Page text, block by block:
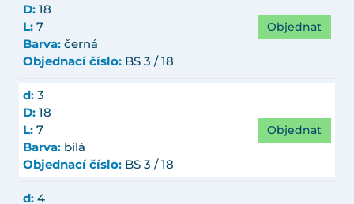
D: 18
L: 7
Barva: černá
Objednací číslo: BS 3 / 18
Objednat
d: 3
D: 18
L: 7
Barva: bílá
Objednací číslo: BS 3 / 18
Objednat
d: 4